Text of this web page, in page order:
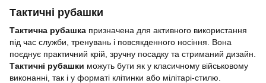
Тактичні рубашки
Тактична рубашка призначена для активного використання
під час служби, тренувань і повсякденного носіння. Вона
поєднує практичний крій, зручну посадку та стриманий дизайн.
Тактичні рубашки можуть бути як у класичному військовому
виконанні, так і у форматі клітинки або мілітарі-стилю.